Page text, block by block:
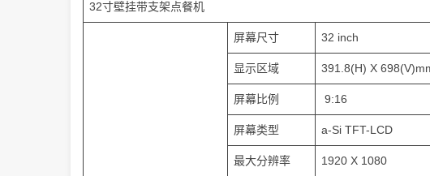
32寸壁挂带支架点餐机
屏幕尺寸 32 inch
显示区域 391.8(H) X
屏幕比例 9:16
屏幕类型 a-Si TFT-LCD
最大分辨率 1920 X 1080